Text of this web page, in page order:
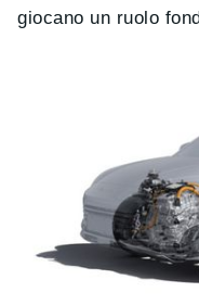
giocano un ruolo